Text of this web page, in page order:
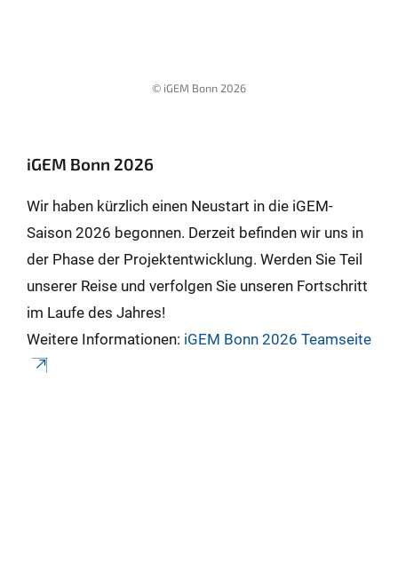
© iGEM Bonn 2026
iGEM Bonn 2026
Wir haben kürzlich einen Neustart in die iGEM-
Saison 2026 begonnen. Derzeit befinden wir uns in
der Phase der Projektentwicklung. Werden Sie Teil
unserer Reise und verfolgen Sie unseren Fortschritt
im Laufe des Jahres!
Weitere Informationen: iGEM Bonn 2026 Teamseite